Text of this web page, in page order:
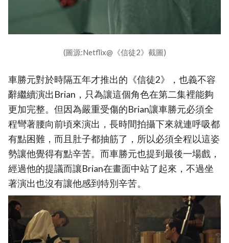
(圖源:Netflix@《信徒2》截圖)
車勝元對於時隔五年才推出的《信徒2》，也義不容
辭繼續演出Brian，只為讓這個角色在第二集裡能夠
更加完整。但因為嚴重受傷的Brian讓車勝元必須全
程彎著腰向前頃來演出，長時間拍攝下來就連呼吸都
有點困難，而且肚子都抽筋了，所以必須全程以這姿
勢讓他覺得有點辛苦。而車勝元也提到最後一場戲，
經過他的提議而讓Brian在畫面中站了起來，不過坐
著演出也沒有讓他感到特別辛苦。